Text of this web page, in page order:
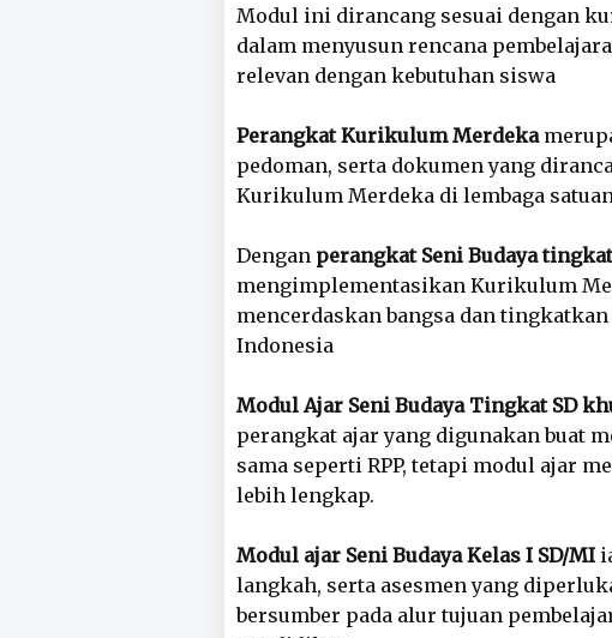
Modul ini dirancang sesuai dengan
dalam menyusun rencana
relevan dengan kebutuhan siswa
Perangkat Kurikulum Merdeka
pedoman, serta dokumen yang
Kurikulum Merdeka di lembaga
Dengan perangkat Seni Budaya
mengimplementasikan Kurikulum
mencerdaskan bangsa dan
Indonesia
Modul Ajar Seni Budaya Tingkat SD
perangkat ajar yang digunakan buat
sama seperti RPP, tetapi modul ajar
lebih lengkap.
Modul ajar Seni Budaya Kelas I SD/MI
langkah, serta asesmen yang
bersumber pada alur tujuan